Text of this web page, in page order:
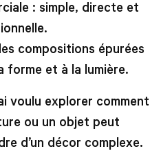
: simple, directe et
compositions épurées
forme et à la lumière.
voulu explorer comment
ou un objet peut
d’un décor complexe.